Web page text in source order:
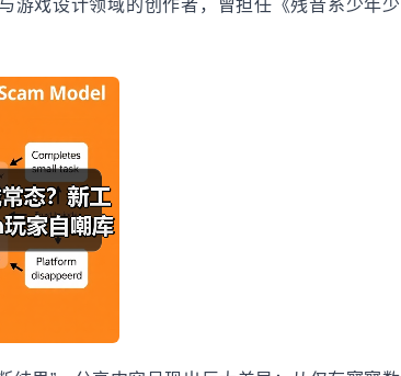
游戏设计领域的创作者，曾担任《残音系少年少